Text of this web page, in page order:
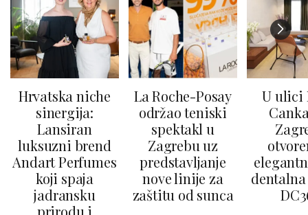
Hrvatska niche
sinergija:
Lansiran
luksuzni brend
Andart Perfumes
koji spaja
jadransku
prirodu i
La Roche-Posay
održao teniski
spektakl u
Zagrebu uz
predstavljanje
nove linije za
zaštitu od sunca
U ulici